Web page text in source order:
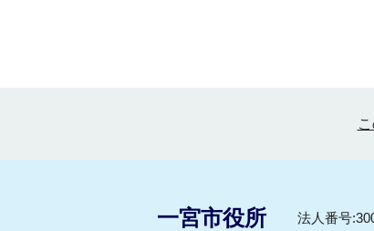
一宮市役所 法人番号